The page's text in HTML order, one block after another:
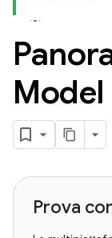
Model
Prova